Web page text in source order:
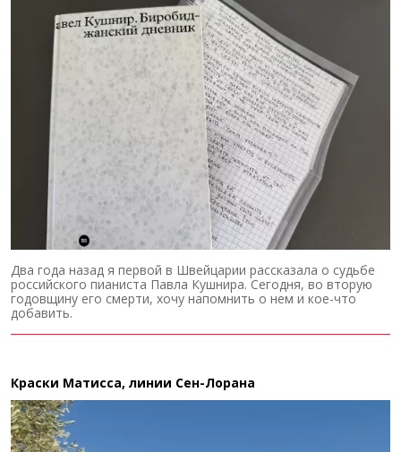
Два года назад я первой в Швейцарии рассказала о судьбе
российского пианиста Павла Кушнира. Сегодня, во вторую
годовщину его смерти, хочу напомнить о нем и кое-что
добавить.
Краски Матисса, линии Сен-Лорана